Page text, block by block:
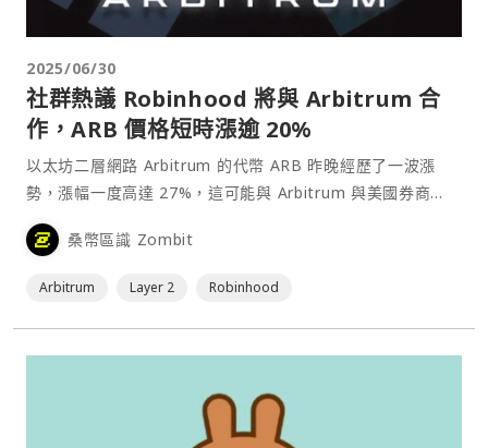
2025/06/30
社群熱議 Robinhood 將與 Arbitrum 合
作，ARB 價格短時漲逾 20%
以太坊二層網路 Arbitrum 的代幣 ARB 昨晚經歷了一波漲
勢，漲幅一度高達 27%，這可能與 Arbitrum 與美國券商
Robinhood 的合作傳聞有關。⋯
桑幣區識 Zombit
Arbitrum Layer 2 Robinhood